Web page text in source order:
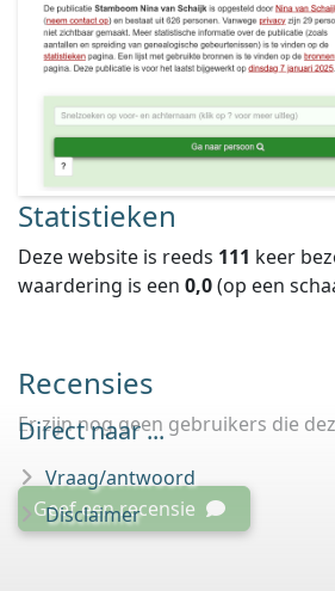
Statistieken
Deze website is reeds 111 keer
waardering is een 0,0(op een
Recensies
Er zijn nog geen gebruikers die
Geef een recensie
Direct naar ...
Vraag/antwoord
Disclaimer